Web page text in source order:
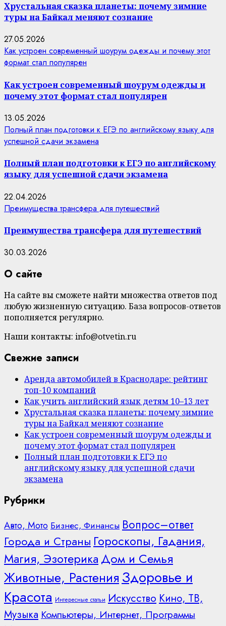
Хрустальная сказка планеты: почему зимние
туры на Байкал меняют сознание
27.05.2026
Как устроен современный шоурум одежды и почему этот
формат стал популярен
Как устроен современный шоурум одежды и
почему этот формат стал популярен
13.05.2026
Полный план подготовки к ЕГЭ по английскому языку для
успешной сдачи экзамена
Полный план подготовки к ЕГЭ по английскому
языку для успешной сдачи экзамена
22.04.2026
Преимущества трансфера для путешествий
Преимущества трансфера для путешествий
30.03.2026
О сайте
На сайте вы сможете найти множества ответов под
любую жизненную ситуацию. База вопросов-ответов
пополняется регулярно.
Наши контакты: info@otvetin.ru
Свежие записи
Аренда автомобилей в Краснодаре: рейтинг
топ-10 компаний
Как учить английский язык детям 10–13 лет
Хрустальная сказка планеты: почему зимние
туры на Байкал меняют сознание
Как устроен современный шоурум одежды и
почему этот формат стал популярен
Полный план подготовки к ЕГЭ по
английскому языку для успешной сдачи
экзамена
Рубрики
Авто, Мото Бизнес, Финансы Вопрос–ответ
Города и Страны Гороскопы, Гадания,
Магия, Эзотерика Дом и Семья
Животные, Растения Здоровье и
Красота Интересные статьи Искусство Кино, ТВ,
Музыка Компьютеры, Интернет, Программы